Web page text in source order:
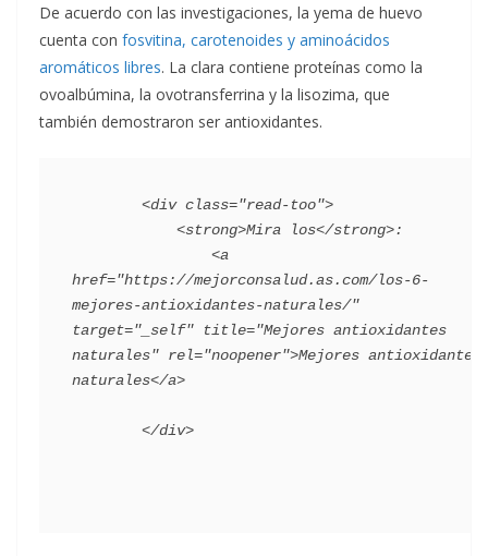
De acuerdo con las investigaciones, la yema de huevo
cuenta con fosvitina, carotenoides y aminoácidos
aromáticos libres. La clara contiene proteínas como la
ovoalbúmina, la ovotransferrina y la lisozima, que
también demostraron ser antioxidantes.
href="https://mejorconsalud.as.com/los-6-
mejores-antioxidantes-naturales/"
target="_self" title="Mejores antioxidantes
naturales" rel="noopener">Mejores antioxidantes
naturales</a>